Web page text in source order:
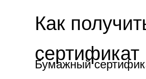
Как
сертификат
Бумажный